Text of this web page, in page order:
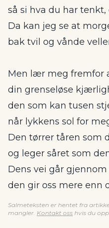
så si hva du har tenkt,
Da kan jeg se at
bak tvil og vånde
Men lær meg fremfor
din grenseløse
den som kan tusen
når lykkens sol for
Den tørrer tåren som
og leger såret som
Dens vei går
den gir oss mere enn
Salmeteksten er hentet fra
mangler. Kontakt oss hvis du